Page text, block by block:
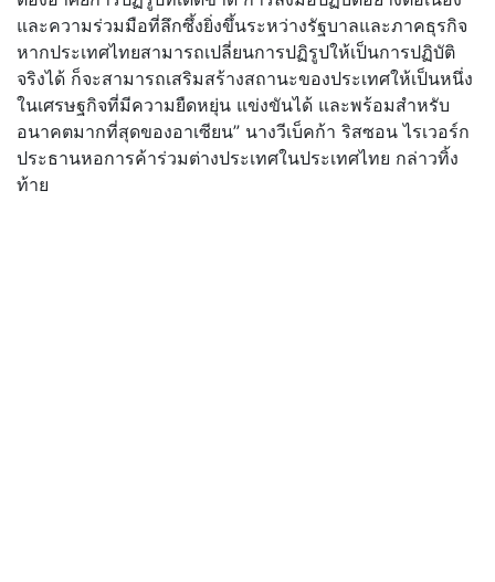
และความร่วมมือที่ลึกซึ้งยิ่งขึ้นระหว่างรัฐบาลและภาคธุรกิจ
หากประเทศไทยสามารถเปลี่ยนการปฏิรูปให้เป็นการปฏิบัติ
จริงได้ ก็จะสามารถเสริมสร้างสถานะของประเทศให้เป็นหนึ่ง
ในเศรษฐกิจที่มีความยืดหยุ่น แข่งขันได้ และพร้อมสำหรับ
อนาคตมากที่สุดของอาเซียน” นางวีเบ็คก้า ริสซอน ไรเวอร์ก
ประธานหอการค้าร่วมต่างประเทศในประเทศไทย กล่าวทิ้ง
ท้าย